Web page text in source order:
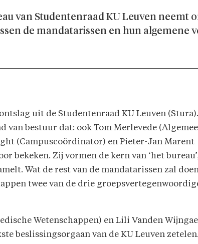
van Studentenraad KU Leuven neemt
de mandatarissen en hun algemene
uit de Studentenraad KU Leuven
van bestuur dat: ook Tom Merlevede
(Campuscoördinator) en Pieter-Jan Marent
bekeken. Zij vormen de kern van ‘het
Wat de rest van de mandatarissen zal
twee van de drie
Wetenschappen) en Lili Vanden
beslissingsorgaan van de KU Leuven